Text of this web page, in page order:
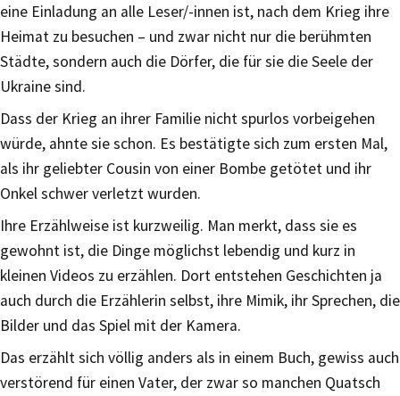
eine Einladung an alle Leser/-innen ist, nach dem Krieg ihre
Heimat zu besuchen – und zwar nicht nur die berühmten
Städte, sondern auch die Dörfer, die für sie die Seele der
Ukraine sind.
Dass der Krieg an ihrer Familie nicht spurlos vorbeigehen
würde, ahnte sie schon. Es bestätigte sich zum ersten Mal,
als ihr geliebter Cousin von einer Bombe getötet und ihr
Onkel schwer verletzt wurden.
Ihre Erzählweise ist kurzweilig. Man merkt, dass sie es
gewohnt ist, die Dinge möglichst lebendig und kurz in
kleinen Videos zu erzählen. Dort entstehen Geschichten ja
auch durch die Erzählerin selbst, ihre Mimik, ihr Sprechen, die
Bilder und das Spiel mit der Kamera.
Das erzählt sich völlig anders als in einem Buch, gewiss auch
verstörend für einen Vater, der zwar so manchen Quatsch